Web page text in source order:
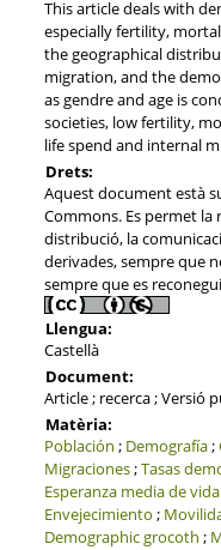
This article deals with
especially fertility,
the geographical
migration, and the
as gendre and age is
societies, low fertility,
life spend and internal
Drets:
Aquest document està
Commons. Es permet
distribució, la
derivades, sempre que
sempre que es
Llengua:
Castellà
Document:
Article ; recerca ; Versió
Matèria:
Población ; Demografía;
Migraciones;Tasas
Esperanza media de vida
Envejecimiento ;
Demographic grocoth ;